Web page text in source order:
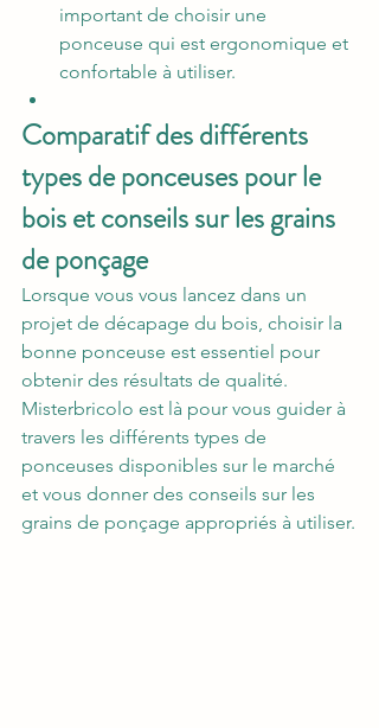
important de choisir une
ponceuse qui est ergonomique et
confortable à utiliser.
Comparatif des différents
types de ponceuses pour le
bois et conseils sur les grains
de ponçage
Lorsque vous vous lancez dans un
projet de décapage du bois, choisir la
bonne ponceuse est essentiel pour
obtenir des résultats de qualité.
Misterbricolo est là pour vous guider à
travers les différents types de
ponceuses disponibles sur le marché
et vous donner des conseils sur les
grains de ponçage appropriés à utiliser.